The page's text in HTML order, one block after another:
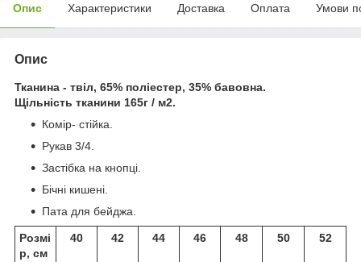
Опис Характеристики Доставка Оплата Умови
Опис
Тканина - твіл, 65% поліестер, 35% бавовна.
Щільність тканини 165г / м2.
Комір- стійка.
Рукав 3/4.
Застібка на кнопці.
Бічні кишені.
Пата для бейджа.
Розмі
р, см
40 42 44 46 48 50 52